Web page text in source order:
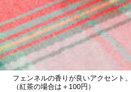
MAIN MENU
SERIES
フェンネルの香りが良いアクセント
（紅茶の場合は＋100円）